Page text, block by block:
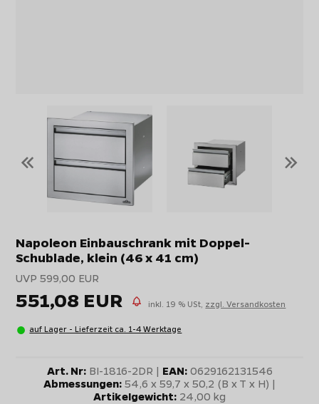
« »
Napoleon Einbauschrank mit Doppel-
Schublade, klein (46 x 41 cm)
UVP 599,00 EUR
551,08 EUR inkl. 19 % USt, zzgl. Versandkosten
auf Lager - Lieferzeit ca. 1-4 Werktage
Art. Nr:BI-1816-2DR | EAN:0629162131546
Abmessungen: 54,6 x 59,7 x 50,2 (B x T x H) |
Artikelgewicht: 24,00 kg